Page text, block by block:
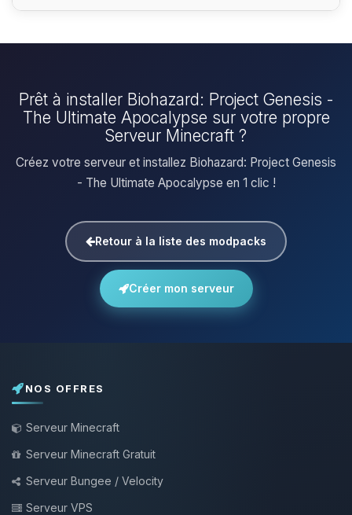
Prêt à installer Biohazard: Project Genesis -
The Ultimate Apocalypse sur votre propre
Serveur Minecraft ?
Créez votre serveur et installez Biohazard: Project Genesis
- The Ultimate Apocalypse en 1 clic !
Retour à la liste des modpacks
Créer mon serveur
NOS OFFRES
Serveur Minecraft
Serveur Minecraft Gratuit
Serveur Bungee / Velocity
Serveur VPS